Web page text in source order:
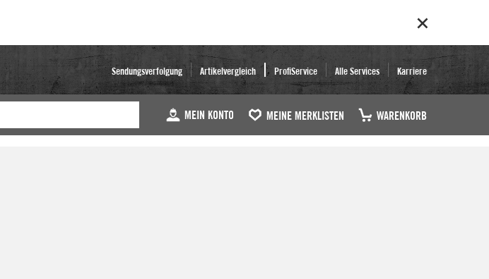
Sendungsverfolgung Artikelvergleich ProfiService Alle Services Karriere
MEIN KONTO MEINE MERKLISTEN WARENKORB